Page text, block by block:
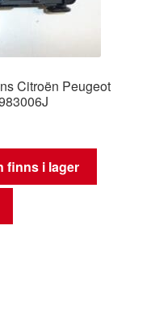
Citroën Peugeot
finns i lager